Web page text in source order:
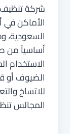
شركة
الأماكن في
السعودية،
أساسياً من
الاستخدام
الضيوف أو
للاتساخ
المجالس